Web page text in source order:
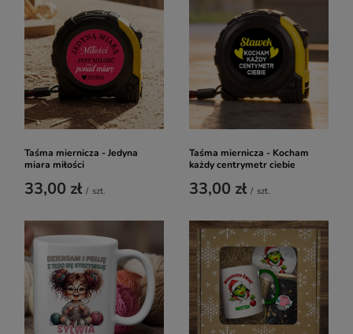
Taśma miernicza - Jedyna
miara miłości
33,00 zł / szt.
Taśma miernicza - Kocham
każdy centrymetr ciebie
33,00 zł / szt.